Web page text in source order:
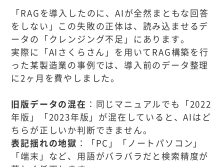
「RAGを導入したのに、AIが全然まともな回答
をしない」この失敗の正体は、読み込ませるデ
ータの「クレンジング不足」にあります。
実際に「AIさくらさん」を用いてRAG構築を行
った某製造業の事例では、導入前のデータ整理
に2ヶ月を費やしました。
旧版データの混在 ：同じマニュアルでも「2022
年版」「2023年版」が混在していると、AIはど
ちらが正しいか判断できません。
表記揺れの地獄 ：「PC」「ノートパソコン」
「端末」など、用語がバラバラだと検索精度が